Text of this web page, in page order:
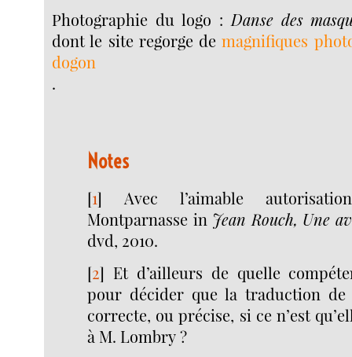
Photographie du logo : Danse des
dont le site regorge demagnifiques
dogon
.
Notes
[1] Avec l’aimable
Montparnasse in Jean Rouch, Une
dvd, 2010.
[2] Et d’ailleurs de quelle
pour décider que la traduction de
correcte, ou précise, si ce n’est
à M. Lombry ?